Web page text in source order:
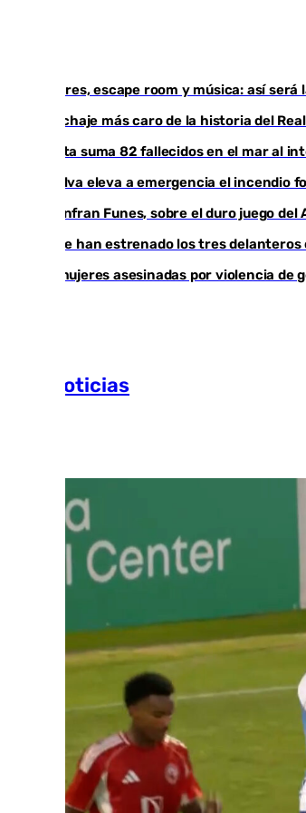
Talleres, escape room y música: así
El fichaje más caro de la historia del
Ceuta suma 82 fallecidos en el mar al
Huelva eleva a emergencia el incendio
Juanfran Funes, sobre el duro juego
Ya se han estrenado los tres
35 mujeres asesinadas por violencia
Más noticias